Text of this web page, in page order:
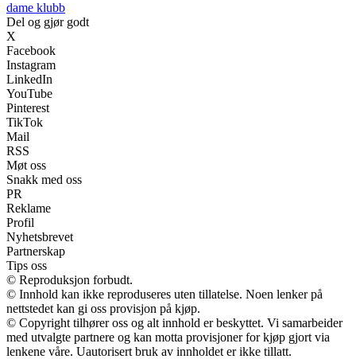
dame klubb
Del og gjør godt
X
Facebook
Instagram
LinkedIn
YouTube
Pinterest
TikTok
Mail
RSS
Møt oss
Snakk med oss
PR
Reklame
Profil
Nyhetsbrevet
Partnerskap
Tips oss
© Reproduksjon forbudt.
© Innhold kan ikke reproduseres uten tillatelse. Noen lenker på
nettstedet kan gi oss provisjon på kjøp.
© Copyright tilhører oss og alt innhold er beskyttet. Vi samarbeider
med utvalgte partnere og kan motta provisjoner for kjøp gjort via
lenkene våre. Uautorisert bruk av innholdet er ikke tillatt.